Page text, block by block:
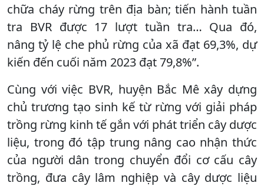
chữa cháy rừng trên địa bàn; tiến hành tuần
tra BVR được 17 lượt tuần tra… Qua đó,
nâng tỷ lệ che phủ rừng của xã đạt 69,3%, dự
kiến đến cuối năm 2023 đạt 79,8%”.
Cùng với việc BVR, huyện Bắc Mê xây dựng
chủ trương tạo sinh kế từ rừng với giải pháp
trồng rừng kinh tế gắn với phát triển cây dược
liệu, trong đó tập trung nâng cao nhận thức
của người dân trong chuyển đổi cơ cấu cây
trồng, đưa cây lâm nghiệp và cây dược liệu